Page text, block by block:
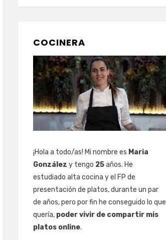
COCINERA
¡Hola a todo/as! Mi nombre es Maria
González y tengo 25años. He
estudiado alta cocina y el FP de
presentación de platos, durante un par
de años, pero por fin he conseguido lo que
quería, poder vivir de compartir mis
platos online.